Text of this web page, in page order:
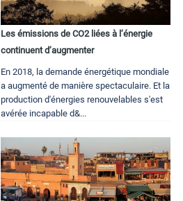
Les émissions de CO2 liées à l’énergie
continuent d’augmenter
En 2018, la demande énergétique mondiale
a augmenté de manière spectaculaire. Et la
production d'énergies renouvelables s'est
avérée incapable d&...